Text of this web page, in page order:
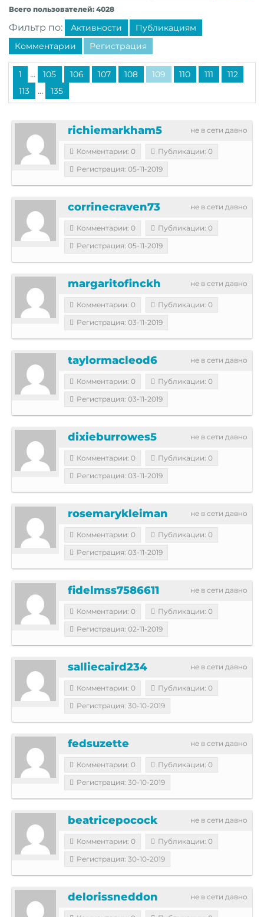
Всего пользователей: 4028
Фильтр по: Активности
Публикациям
Комментарии
Регистрация
1 ... 105 106 107 108 109 110 111
112
113
... 135
не в сети давно
richiemarkham5
Комментарии: 0
Публикации: 0
Регистрация: 05-11-2019
не в сети давно
corrinecraven73
Комментарии: 0
Публикации: 0
Регистрация: 05-11-2019
не в сети давно
margaritofinckh
Комментарии: 0
Публикации: 0
Регистрация: 03-11-2019
не в сети давно
taylormacleod6
Комментарии: 0
Публикации: 0
Регистрация: 03-11-2019
не в сети давно
dixieburrowes5
Комментарии: 0
Публикации: 0
Регистрация: 03-11-2019
не в сети давно
rosemarykleiman
Комментарии: 0
Публикации: 0
Регистрация: 03-11-2019
не в сети давно
fidelmss7586611
Комментарии: 0
Публикации: 0
Регистрация: 02-11-2019
не в сети давно
salliecaird234
Комментарии: 0
Публикации: 0
Регистрация: 30-10-2019
не в сети давно
fedsuzette
Комментарии: 0
Публикации: 0
Регистрация: 30-10-2019
не в сети давно
beatricepocock
Комментарии: 0
Публикации: 0
Регистрация: 30-10-2019
не в сети давно
delorissneddon